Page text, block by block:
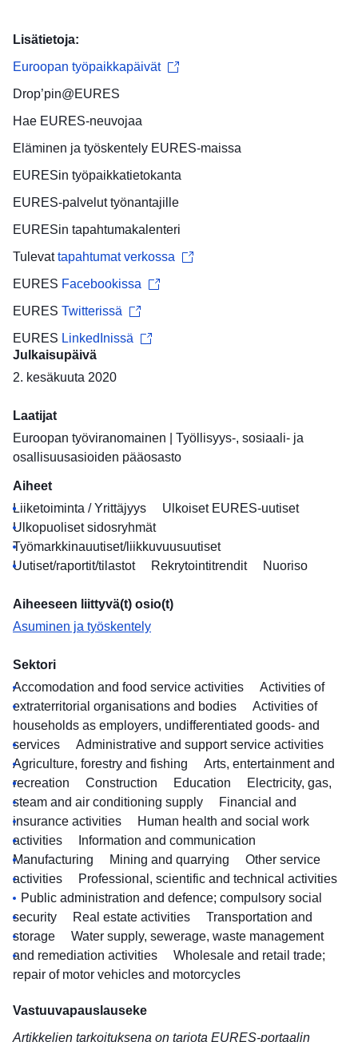
Lisätietoja:
Euroopan työpaikkapäivät
Drop’pin@EURES
Hae EURES-neuvojaa
Eläminen ja työskentely EURES-maissa
EURESin työpaikkatietokanta
EURES-palveluttyönantajille
EURESin tapahtumakalenteri
Tulevattapahtumat verkossa
EURES Facebookissa
EURES Twitterissä
EURES LinkedInissä
Julkaisupäivä
2. kesäkuuta 2020
Laatijat
Euroopan työviranomainen
Työllisyys-, sosiaali- ja
osallisuusasioiden pääosasto
Aiheet
Liiketoiminta / Yrittäjyys
Ulkoiset EURES-uutiset
Ulkopuoliset sidosryhmät
Työmarkkinauutiset/liikkuvuusuutiset
Uutiset/raportit/tilastot
Rekrytointitrendit Nuoriso
Aiheeseen liittyvä(t) osio(t)
Asuminen ja työskentely
Sektori
Accomodation and food service activities
Activities of
extraterritorial organisations and bodies
Activities of
households as employers, undifferentiated goods- and
services
Administrative and support service activities
Agriculture, forestry and fishing
Arts, entertainment and
recreation
Construction Education
Electricity, gas,
steam and air conditioning supply
Financial and
insurance activities
Human health and social work
activities
Information and communication
Manufacturing
Mining and quarrying
Other service
activities
Professional, scientific and technical activities
Public administration and defence; compulsory social
security
Real estate activities
Transportation and
storage
Water supply, sewerage, waste management
and remediation activities
Wholesale and retail trade;
repair of motor vehicles and motorcycles
Vastuuvapauslauseke
Artikkelien tarkoituksena on tarjota EURES-portaalin